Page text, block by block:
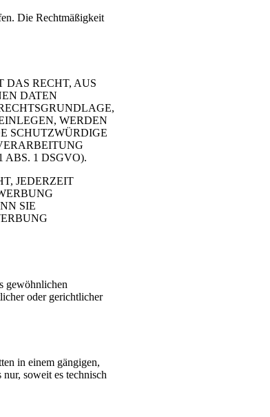
Die Rechtmäßigkeit
DAS RECHT, AUS
DATEN
WERDEN
SCHUTZWÜRDIGE
ABS. 1 DSGVO).
JEDERZEIT
SIE
gewöhnlichen
oder gerichtlicher
in einem gängigen,
soweit es technisch